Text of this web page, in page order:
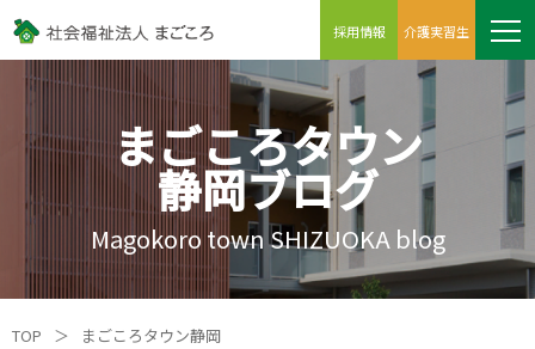
採用情報 介護実習生
まごころタウン
静岡ブログ
Magokoro town SHIZUOKA blog
TOP ＞
まごころタウン静岡